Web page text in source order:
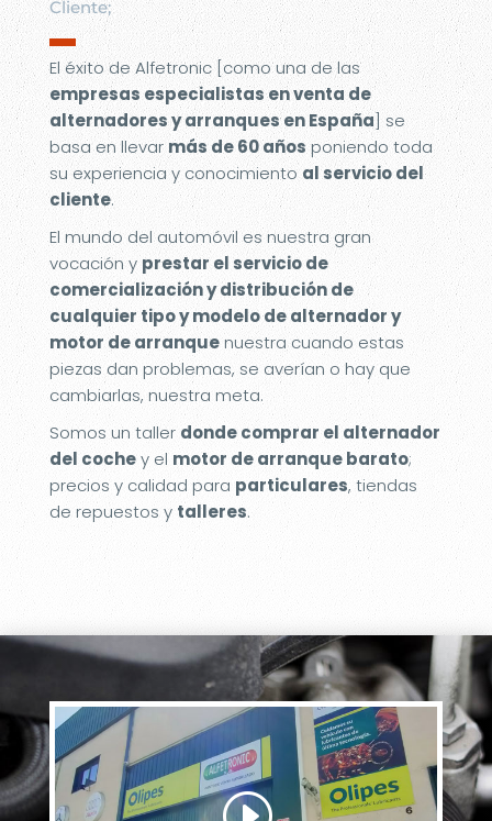
Cliente;
▬
El éxito de Alfetronic [como una de las
empresas especialistas en venta de
alternadores y arranques en España] se
basa en llevarmás de 60 añosponiendo toda
su experiencia y conocimiento al servicio del
cliente.
El mundo del automóvil es nuestra gran
vocación yprestar el servicio de
comercialización y distribución de
cualquier tipo y modelo de alternador y
motor de arranquenuestra cuando estas
piezas dan problemas, se averían o hay que
cambiarlas, nuestra meta.
Somos un taller donde comprar el alternador
del cochey el motor de arranque barato;
precios y calidad para particulares, tiendas
de repuestos y talleres.